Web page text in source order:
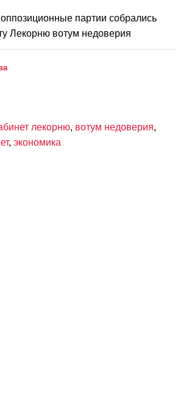
партии собрались
Лекорню вотум недоверия
лекорню, вотум недоверия,
, экономика